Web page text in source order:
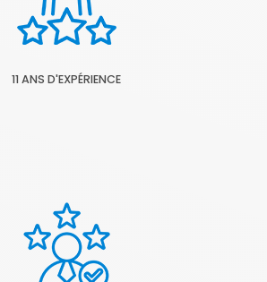
11 ANS D'EXPÉRIENCE